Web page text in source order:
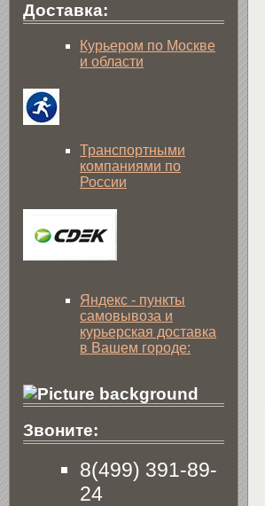
Доставка:
Курьером по Москве
и области
Транспортными
компаниями по
России
Яндекс - пункты
самовывоза и
курьерская доставка
в Вашем городе:
Звоните:
8(499) 391-89-
24